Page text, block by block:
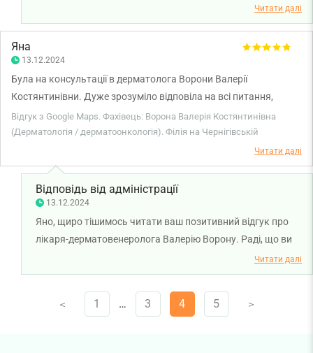
Читати далі
Яна
13.12.2024
Була на консультації в дерматолога Ворони Валерії
Костянтинівни. Дуже зрозуміло відповіла на всі питання,
рекомендую.
Відгук з Google Maps. Фахівець: Ворона Валерія Костянтинівна
(Дерматологія / дерматоонкологія). Філія на Чернігівській
Читати далі
Відповідь від адміністрації
13.12.2024
Яно, щиро тішимось читати ваш позитивний відгук про
лікаря-дерматовенеролога Валерію Ворону. Раді, що ви
залишились задоволені своїм візитом. Бажаємо міцного
здоров'я!
Читати далі
V 1 … 3 4 5 V